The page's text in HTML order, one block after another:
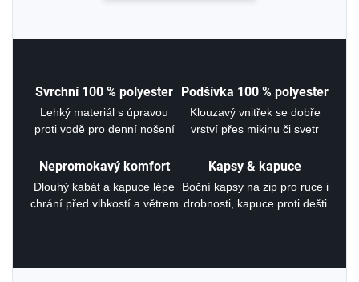
Svrchní 100 % polyester
Lehký materiál s úpravou
proti vodě pro denní nošení
Podšívka 100 % polyester
Klouzavý vnitřek se dobře
vrství přes mikinu či svetr
Nepromokavý komfort
Dlouhý kabát a kapuce lépe
chrání před vlhkostí a větrem
Kapsy & kapuce
Boční kapsy na zip pro ruce i
drobnosti, kapuce proti dešti